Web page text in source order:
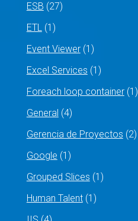
ESB (27)
ETL(1)
Event Viewer(1)
Excel Services (1)
Foreach loop container(1)
General (4)
Gerencia de Proyectos (2)
Google (1)
Grouped Slices (1)
Human Talent(1)